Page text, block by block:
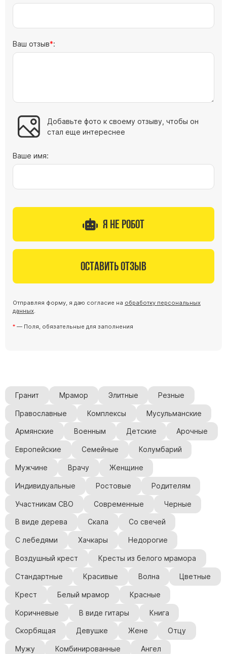
Ваш отзыв :
Добавьте фото к своему отзыву, чтобы он
стал еще интереснее
Ваше имя:
Я не робот
Оставить отзыв
Отправляя форму, я даю согласие на обработку персональных
данных.
— Поля, обязательные для заполнения
Гранит Мрамор Элитные Резные
Православные Комплексы Мусульманские
Армянские Военным Детские Арочные
Европейские Семейные Колумбарий
Мужчине Врачу Женщине
Индивидуальные Ростовые Родителям
Участникам СВО Современные Черные
В виде дерева Скала Со свечей
С лебедями Хачкары Недорогие
Воздушный крест Кресты из белого мрамора
Стандартные Красивые Волна Цветные
Крест Белый мрамор Красные
Коричневые В виде гитары Книга
Скорбящая Девушке Жене Отцу
Мужу Комбинированные Ангел